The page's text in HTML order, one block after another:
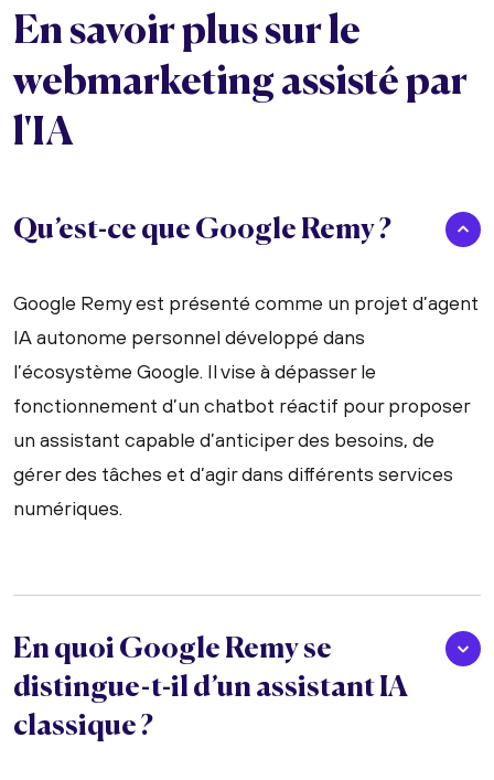
En savoir plus sur le
webmarketing assisté par
l'IA
Qu’est-ce que Google Remy ?
Google Remy est présenté comme un projet d’agent
IA autonome personnel développé dans
l’écosystème Google. Il vise à dépasser le
fonctionnement d’un chatbot réactif pour proposer
un assistant capable d’anticiper des besoins, de
gérer des tâches et d’agir dans différents services
numériques.
En quoi Google Remy se
distingue-t-il d’un assistant IA
classique ?